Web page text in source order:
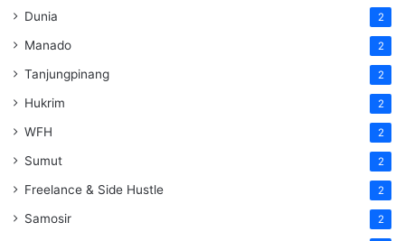
Dunia 2
Manado 2
Tanjungpinang 2
Hukrim 2
WFH 2
Sumut 2
Freelance & Side Hustle 2
Samosir 2